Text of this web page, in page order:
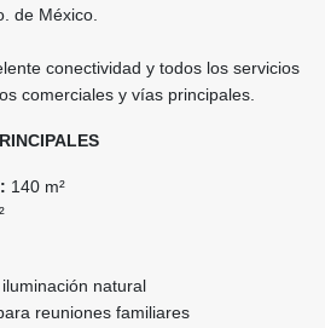
de México.
conectividad y todos los servicios
comerciales y vías principales.
140 m²
natural
reuniones familiares